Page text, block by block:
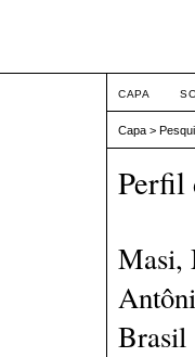
CAPA
Capa >
Perfil
Masi,
Brasil